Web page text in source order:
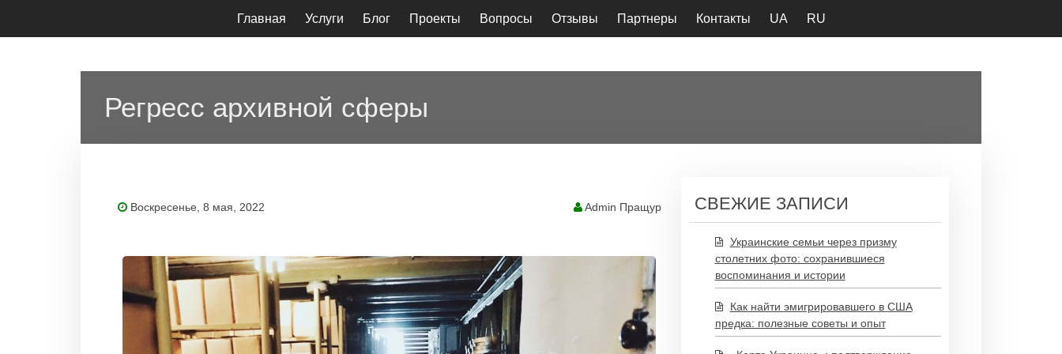
Главная Услуги Блог Проекты Вопросы Отзывы Партнеры Контакты UA RU
Регресc архивной сферы
Воскресенье, 8 мая, 2022 Admin Пращур СВЕЖИЕ ЗАПИСИ
Украинские семьи через призму
столетних фото: сохранившиеся
воспоминания и истории
Как найти эмигрировавшего в США
предка: полезные советы и опыт